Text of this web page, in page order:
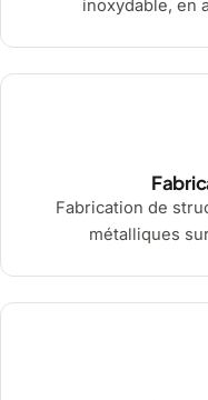
inoxydable, en
Fabrication de
métalliques